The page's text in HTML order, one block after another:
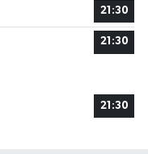
21:30
21:30
21:30